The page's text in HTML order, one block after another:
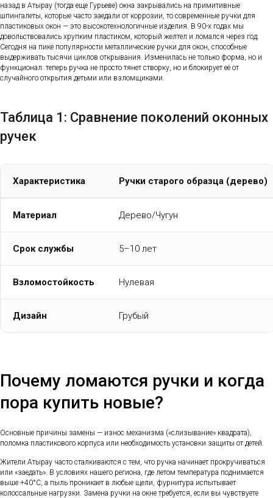
назад в Атырау (тогда еще Гурьеве) окна закрывались на примитивные
шпингалеты, которые часто заедали от коррозии, то современные ручки для
пластиковых окон — это высокотехнологичные изделия. В 90-х годах мы
довольствовались хрупким пластиком, который желтел и ломался через год.
Сегодня на пике популярности металлические ручки для окон, способные
выдерживать тысячи циклов открывания. Изменилась не только форма, но и
функционал: теперь ручка не просто тянет створку, но и блокирует её от
случайного открытия детьми или взломщиками.
Таблица 1: Сравнение поколений оконных
ручек
Характеристика Ручки старого образца (дерево)
Материал Дерево/Чугун
Срок службы 5–10 лет
Взломостойкость Нулевая
Дизайн Грубый
Почему ломаются ручки и когда
пора купить новые?
Основные причины замены — износ механизма («слизывание» квадрата),
поломка пластикового корпуса или необходимость установки защиты от детей.
Жители Атырау часто сталкиваются с тем, что ручка начинает прокручиваться
или «заедать». В условиях нашего региона, где летом температура поднимается
выше +40°C, а пыль проникает в любые щели, фурнитура испытывает
колоссальные нагрузки. Замена ручки на окне требуется, если вы чувствуете